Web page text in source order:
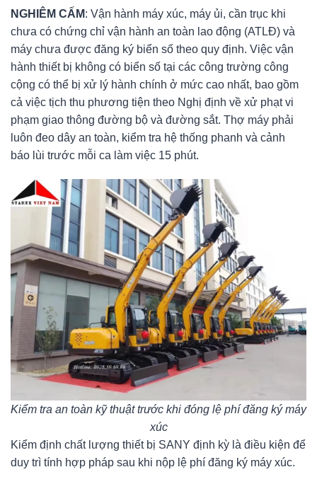
NGHIÊM CẤM: Vận hành máy xúc, máy ủi, cần trục khi
chưa có chứng chỉ vận hành an toàn lao động (ATLĐ) và
máy chưa được đăng ký biển số theo quy định. Việc vận
hành thiết bị không có biển số tại các công trường công
cộng có thể bị xử lý hành chính ở mức cao nhất, bao gồm
cả việc tịch thu phương tiện theo Nghị định về xử phạt vi
phạm giao thông đường bộ và đường sắt. Thợ máy phải
luôn đeo dây an toàn, kiểm tra hệ thống phanh và cảnh
báo lùi trước mỗi ca làm việc 15 phút.
Kiểm tra an toàn kỹ thuật trước khi đóng lệ phí đăng ký máy
xúc
Kiểm định chất lượng thiết bị SANY định kỳ là điều kiện để
duy trì tính hợp pháp sau khi nộp lệ phí đăng ký máy xúc.